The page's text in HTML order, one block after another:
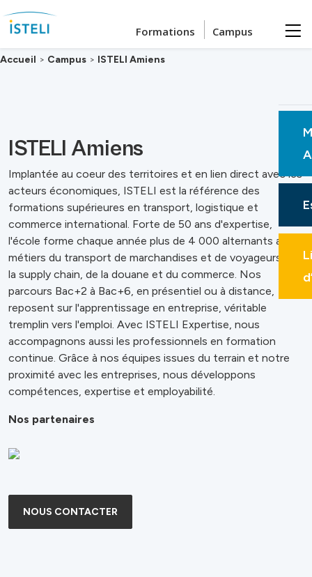
Formations Campus
Accueil > Campus > ISTELI Amiens
ISTELI Amiens
Implantée au coeur des territoires et en lien direct avec les
acteurs économiques, ISTELI est la référence des
formations supérieures en transport, logistique et
commerce international. Forte de 50 ans d'expertise,
l'école forme chaque année plus de 4 000 alternants aux
métiers du transport de marchandises et de voyageurs, de
la supply chain, de la douane et du commerce. Nos
parcours Bac+2 à Bac+6, en présentiel ou à distance,
reposent sur l'apprentissage en entreprise, véritable
tremplin vers l'emploi. Avec ISTELI Expertise, nous
accompagnons aussi les professionnels en formation
continue. Grâce à nos équipes issues du terrain et notre
proximité avec les entreprises, nous développons
compétences, expertise et employabilité.
Nos partenaires
NOUS CONTACTER